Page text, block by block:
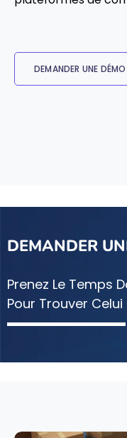
DEMANDER UNE DÉMO
DEMANDER
Prenez Le Temps
Pour Trouver Celui